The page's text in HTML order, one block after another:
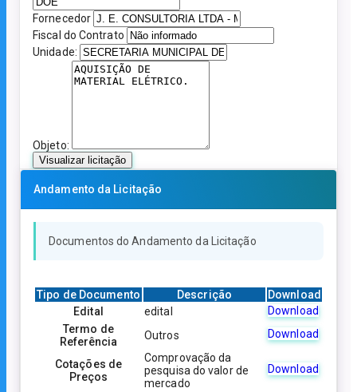
Fornecedor
Fiscal do Contrato
Unidade:
Objeto:
Visualizar licitação
Andamento da Licitação
Documentos do Andamento da Licitação
Tipo de Documento Descrição
Download
Edital
edital
Download
Termo de
Referência
Outros Download
Cotações de
Preços
Comprovação da
pesquisa do valor de
mercado
Download